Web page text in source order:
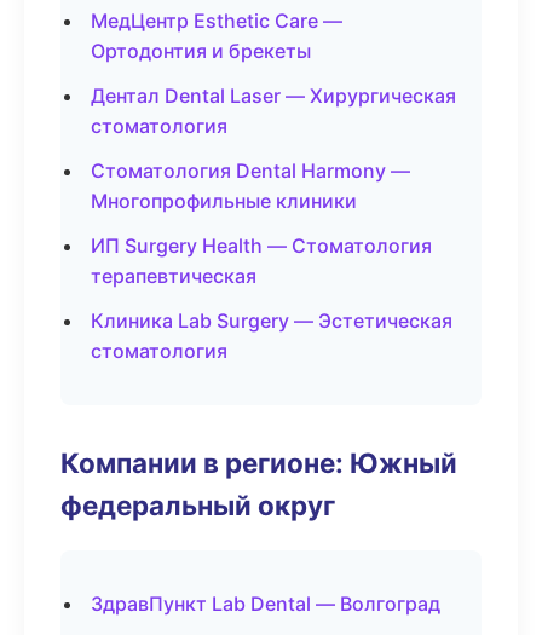
МедЦентр Esthetic Care —
Ортодонтия и брекеты
Дентал Dental Laser — Хирургическая
стоматология
Стоматология Dental Harmony —
Многопрофильные клиники
ИП Surgery Health — Стоматология
терапевтическая
Клиника Lab Surgery — Эстетическая
стоматология
Компании в регионе: Южный
федеральный округ
ЗдравПункт Lab Dental — Волгоград